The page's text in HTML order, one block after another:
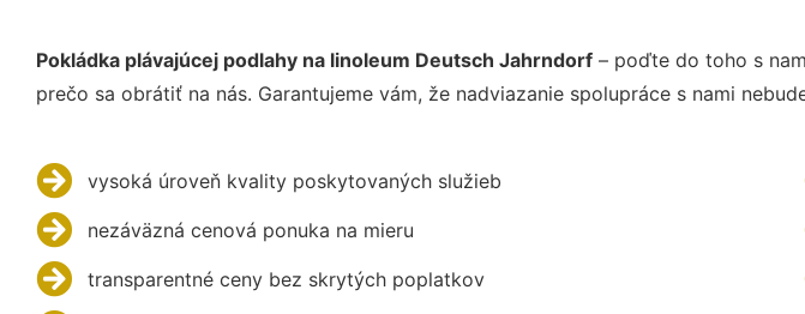
Pokládka plávajúcej podlahy na linoleum Deutsch Jahrndorf – poďte do toho s
prečo sa obrátiť na nás. Garantujeme vám, že nadviazanie spolupráce s nami
vysoká úroveň kvality poskytovaných služieb
nezáväzná cenová ponuka na mieru
transparentné ceny bez skrytých poplatkov